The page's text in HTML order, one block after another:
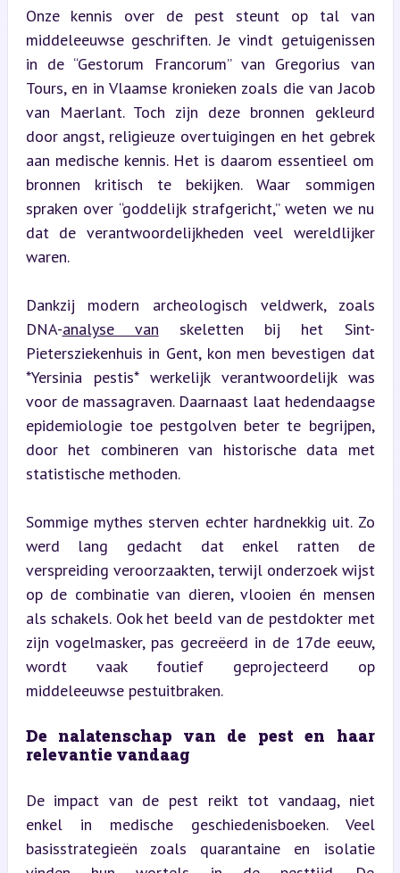
Onze kennis over de pest steunt op tal van
middeleeuwse geschriften. Je vindt getuigenissen
in de “Gestorum Francorum” van Gregorius van
Tours, en in Vlaamse kronieken zoals die van Jacob
van Maerlant. Toch zijn deze bronnen gekleurd
door angst, religieuze overtuigingen en het gebrek
aan medische kennis. Het is daarom essentieel om
bronnen kritisch te bekijken. Waar sommigen
spraken over “goddelijk strafgericht,” weten we nu
dat de verantwoordelijkheden veel wereldlijker
waren.
Dankzij modern archeologisch veldwerk, zoals
DNA-analyse van skeletten bij het Sint-
Pietersziekenhuis in Gent, kon men bevestigen dat
*Yersinia pestis* werkelijk verantwoordelijk was
voor de massagraven. Daarnaast laat hedendaagse
epidemiologie toe pestgolven beter te begrijpen,
door het combineren van historische data met
statistische methoden.
Sommige mythes sterven echter hardnekkig uit. Zo
werd lang gedacht dat enkel ratten de
verspreiding veroorzaakten, terwijl onderzoek wijst
op de combinatie van dieren, vlooien én mensen
als schakels. Ook het beeld van de pestdokter met
zijn vogelmasker, pas gecreëerd in de 17de eeuw,
wordt vaak foutief geprojecteerd op
middeleeuwse pestuitbraken.
De nalatenschap van de pest en haar
relevantie vandaag
De impact van de pest reikt tot vandaag, niet
enkel in medische geschiedenisboeken. Veel
basisstrategieën zoals quarantaine en isolatie